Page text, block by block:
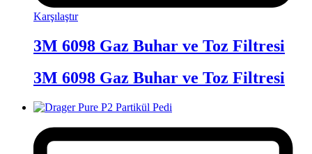
Karşılaştır
3M 6098 Gaz Buhar ve Toz Filtresi
3M 6098 Gaz Buhar ve Toz Filtresi